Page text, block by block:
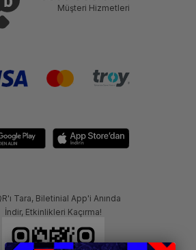
Müşteri Hizmetleri
Tara, Biletinial App'i Anında
İndir, Etkinlikleri Kaçırma!